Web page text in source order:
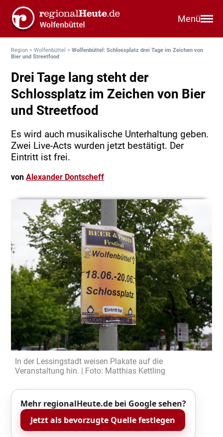
Menü
Region >Wolfenbüttel >Wolfenbüttel: Schlossplatz drei Tage im Zeichen von
Bier und Streetfood
Drei Tage lang steht der
Schlossplatz im Zeichen von Bier
und Streetfood
Es wird auch musikalische Unterhaltung geben.
Zwei Live-Acts wurden jetzt bestätigt. Der
Eintritt ist frei.
vonAlexander Dontscheff
In der Lessingstadt weisen Plakate auf die
Veranstaltung hin. | Foto: Matthias Kettling
Mehr regionalHeute.de bei Google sehen?
Jetzt als bevorzugte Quelle festlegen